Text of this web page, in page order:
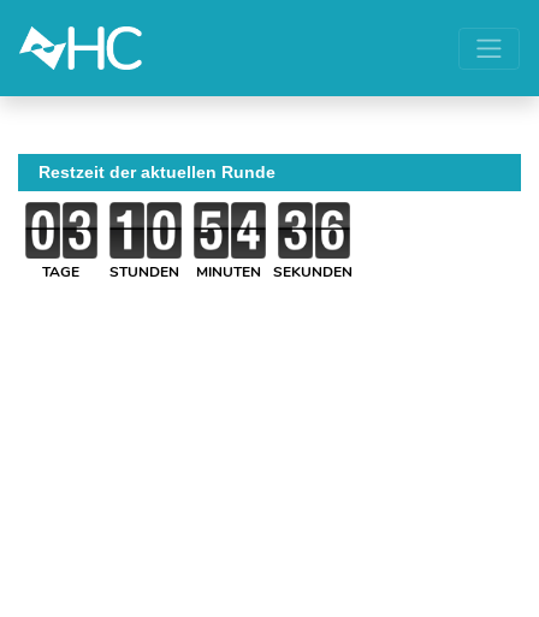
Restzeit der aktuellen Runde
TAGE STUNDEN MINUTEN SEKUNDEN